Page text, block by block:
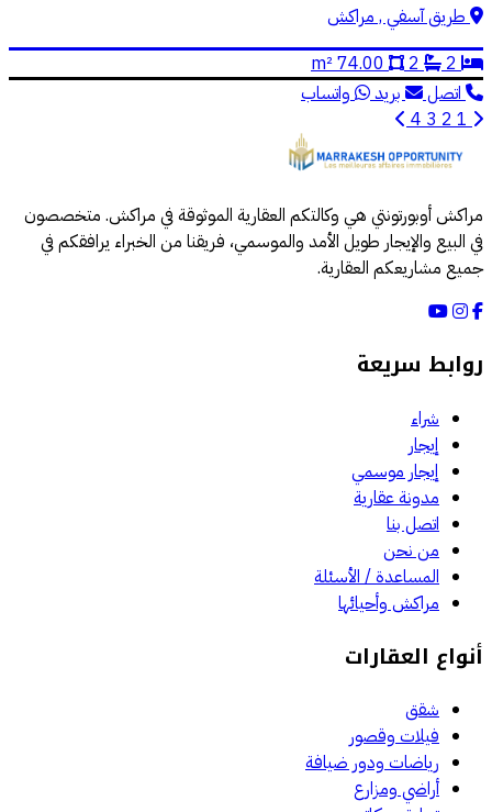
طريق آسفي , مراكش
اتصل
بريد
واتساب
1
2
3
4
مراكش أوبورتونتي هي وكالتكم العقارية الموثوقة في مراكش. متخصصون
في البيع والإيجار طويل الأمد والموسمي، فريقنا من الخبراء يرافقكم في
جميع مشاريعكم العقارية.
روابط سريعة
شراء
إيجار
إيجار موسمي
مدونة عقارية
اتصل بنا
من نحن
المساعدة / الأسئلة
مراكش وأحيائها
أنواع العقارات
شقق
فيلات وقصور
رياضات ودور ضيافة
أراضي ومزارع